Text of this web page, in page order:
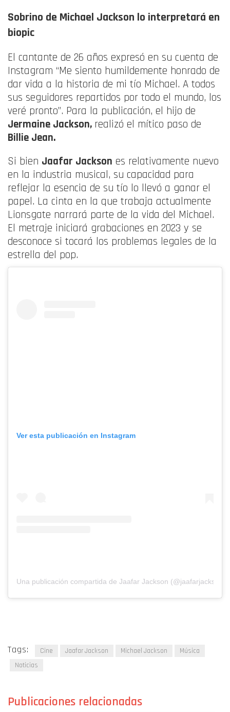
Sobrino de Michael Jackson lo interpretará en
biopic
El cantante de 26 años expresó en su cuenta de
Instagram “Me siento humildemente honrado de
dar vida a la historia de mi tío Michael. A todos
sus seguidores repartidos por todo el mundo, los
veré pronto”. Para la publicación, el hijo de
Jermaine Jackson, realizó el mítico paso de
Billie Jean.
Si bien Jaafar Jackson es relativamente nuevo
en la industria musical, su capacidad para
reflejar la esencia de su tío lo llevó a ganar el
papel. La cinta en la que trabaja actualmente
Lionsgate narrará parte de la vida del Michael.
El metraje iniciará grabaciones en 2023 y se
desconoce si tocará los problemas legales de la
estrella del pop.
Ver esta publicación en Instagram
Una publicación compartida de Jaafar Jackson (@jaafarjackson)
Tags: Cine Jaafar Jackson Michael Jackson
Música
Noticias